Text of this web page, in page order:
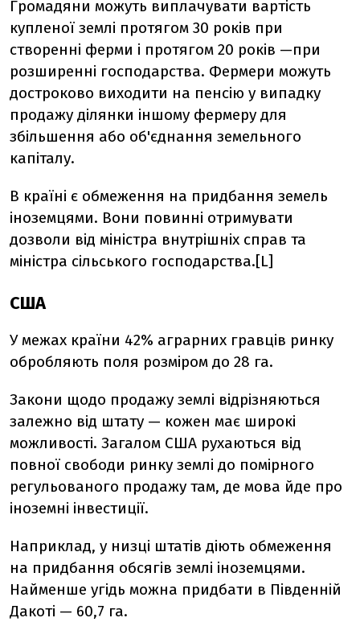
Громадяни можуть виплачувати вартість
купленої землі протягом 30 років при
створенні ферми і протягом 20 років —при
розширенні господарства. Фермери можуть
достроково виходити на пенсію у випадку
продажу ділянки іншому фермеру для
збільшення або об'єднання земельного
капіталу.
В країні є обмеження на придбання земель
іноземцями. Вони повинні отримувати
дозволи від міністра внутрішніх справ та
міністра сільського господарства.[L]
США
У межах країни 42% аграрних гравців ринку
обробляють поля розміром до 28 га.
Закони щодо продажу землі відрізняються
залежно від штату — кожен має широкі
можливості. Загалом США рухаються від
повної свободи ринку землі до помірного
регульованого продажу там, де мова йде про
іноземні інвестиції.
Наприклад, у низці штатів діють обмеження
на придбання обсягів землі іноземцями.
Найменше угідь можна придбати в Південній
Дакоті — 60,7 га.